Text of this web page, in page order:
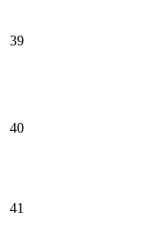
39
40
41